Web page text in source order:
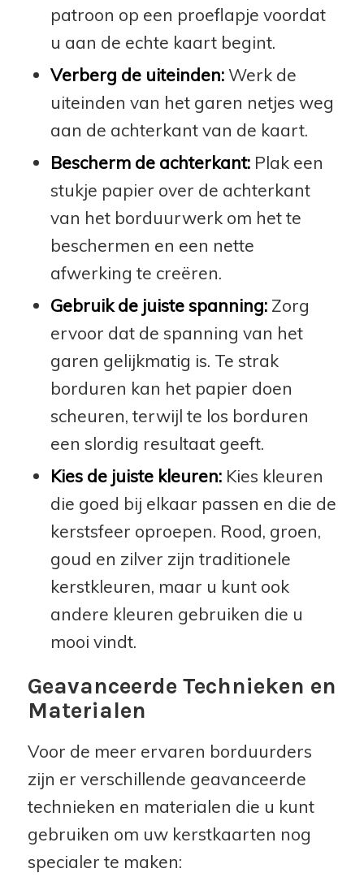
patroon op een proeflapje voordat
u aan de echte kaart begint.
Verberg de uiteinden:Werk de
uiteinden van het garen netjes weg
aan de achterkant van de kaart.
Bescherm de achterkant:Plak een
stukje papier over de achterkant
van het borduurwerk om het te
beschermen en een nette
afwerking te creëren.
Gebruik de juiste spanning:Zorg
ervoor dat de spanning van het
garen gelijkmatig is. Te strak
borduren kan het papier doen
scheuren, terwijl te los borduren
een slordig resultaat geeft.
Kies de juiste kleuren:Kies kleuren
die goed bij elkaar passen en die de
kerstsfeer oproepen. Rood, groen,
goud en zilver zijn traditionele
kerstkleuren, maar u kunt ook
andere kleuren gebruiken die u
mooi vindt.
Geavanceerde Technieken en
Materialen
Voor de meer ervaren borduurders
zijn er verschillende geavanceerde
technieken en materialen die u kunt
gebruiken om uw kerstkaarten nog
specialer te maken: